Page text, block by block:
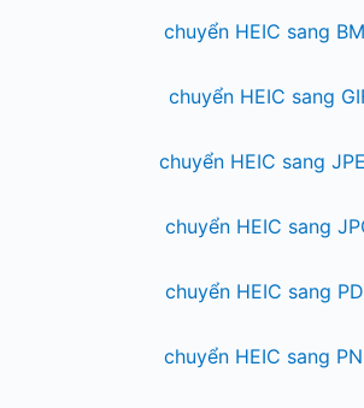
chuyển HEIC sang
chuyển HEIC sang
chuyển HEIC sang
chuyển HEIC sang
chuyển HEIC sang
chuyển HEIC sang